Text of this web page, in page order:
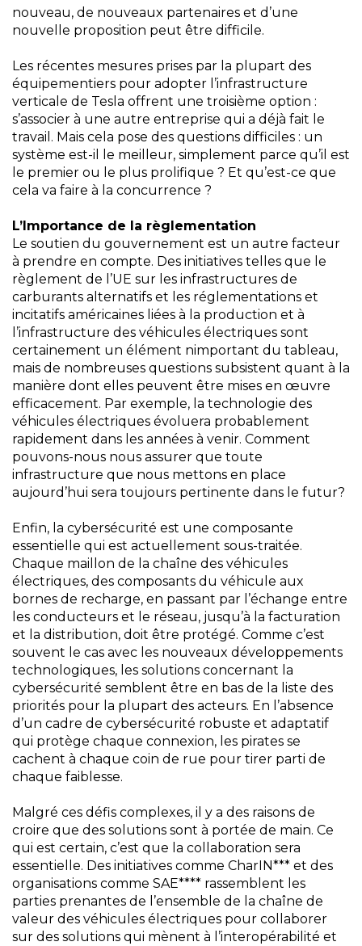
nouveau, de nouveaux partenaires et d’une
nouvelle proposition peut être difficile.
Les récentes mesures prises par la plupart des
équipementiers pour adopter l’infrastructure
verticale de Tesla offrent une troisième option :
s’associer à une autre entreprise qui a déjà fait le
travail. Mais cela pose des questions difficiles : un
système est-il le meilleur, simplement parce qu’il est
le premier ou le plus prolifique ? Et qu’est-ce que
cela va faire à la concurrence ?
L’Importance de la règlementation
Le soutien du gouvernement est un autre facteur
à prendre en compte. Des initiatives telles que le
règlement de l’UE sur les infrastructures de
carburants alternatifs et les réglementations et
incitatifs américaines liées à la production et à
l’infrastructure des véhicules électriques sont
certainement un élément nimportant du tableau,
mais de nombreuses questions subsistent quant à la
manière dont elles peuvent être mises en œuvre
efficacement. Par exemple, la technologie des
véhicules électriques évoluera probablement
rapidement dans les années à venir. Comment
pouvons-nous nous assurer que toute
infrastructure que nous mettons en place
aujourd’hui sera toujours pertinente dans le futur?
Enfin, la cybersécurité est une composante
essentielle qui est actuellement sous-traitée.
Chaque maillon de la chaîne des véhicules
électriques, des composants du véhicule aux
bornes de recharge, en passant par l’échange entre
les conducteurs et le réseau, jusqu’à la facturation
et la distribution, doit être protégé. Comme c’est
souvent le cas avec les nouveaux développements
technologiques, les solutions concernant la
cybersécurité semblent être en bas de la liste des
priorités pour la plupart des acteurs. En l’absence
d’un cadre de cybersécurité robuste et adaptatif
qui protège chaque connexion, les pirates se
cachent à chaque coin de rue pour tirer parti de
chaque faiblesse.
Malgré ces défis complexes, il y a des raisons de
croire que des solutions sont à portée de main. Ce
qui est certain, c’est que la collaboration sera
essentielle. Des initiatives comme CharIN*** et des
organisations comme SAE**** rassemblent les
parties prenantes de l’ensemble de la chaîne de
valeur des véhicules électriques pour collaborer
sur des solutions qui mènent à l’interopérabilité et